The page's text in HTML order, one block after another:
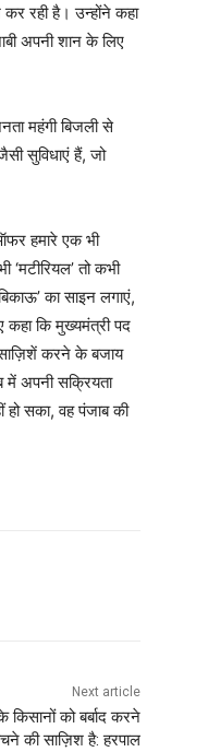
रही है। उन्होंने कहा
अपनी शान के लिए
महंगी बिजली से
सुविधाएं हैं, जो
हमारे एक भी
‘मटीरियल’ तो कभी
का साइन लगाएं,
कहा कि मुख्यमंत्री पद
साज़िशें करने के बजाय
में अपनी सक्रियता
हो सका, वह पंजाब की
Next article
को बर्बाद करने
की साज़िश है: हरपाल